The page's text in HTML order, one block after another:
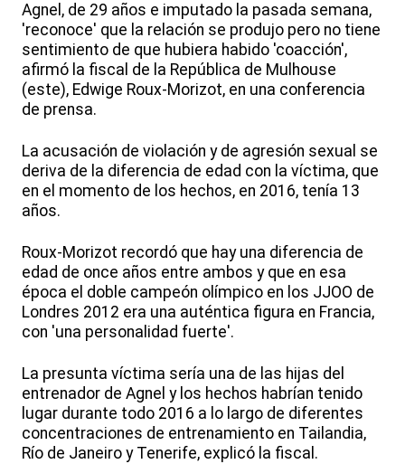
Agnel, de 29 años e imputado la pasada semana,
'reconoce' que la relación se produjo pero no tiene
sentimiento de que hubiera habido 'coacción',
afirmó la fiscal de la República de Mulhouse
(este), Edwige Roux-Morizot, en una conferencia
de prensa.
La acusación de violación y de agresión sexual se
deriva de la diferencia de edad con la víctima, que
en el momento de los hechos, en 2016, tenía 13
años.
Roux-Morizot recordó que hay una diferencia de
edad de once años entre ambos y que en esa
época el doble campeón olímpico en los JJOO de
Londres 2012 era una auténtica figura en Francia,
con 'una personalidad fuerte'.
La presunta víctima sería una de las hijas del
entrenador de Agnel y los hechos habrían tenido
lugar durante todo 2016 a lo largo de diferentes
concentraciones de entrenamiento en Tailandia,
Río de Janeiro y Tenerife, explicó la fiscal.